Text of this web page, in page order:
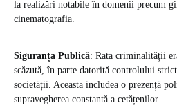
la realizări notabile în domenii precum
cinematografia.
Siguranța Publică: Rata criminalității
scăzută, în parte datorită controlului
societății. Aceasta includea o prezență
supravegherea constantă a cetățenilor.